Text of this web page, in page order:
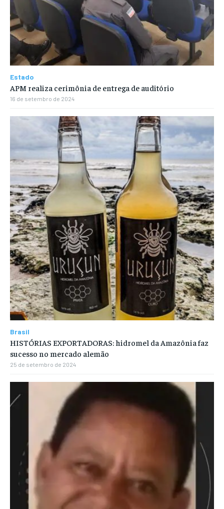
Estado
APM realiza cerimônia de entrega de auditório
16 de setembro de 2024
Brasil
HISTÓRIAS EXPORTADORAS: hidromel da Amazônia faz
sucesso no mercado alemão
25 de setembro de 2024